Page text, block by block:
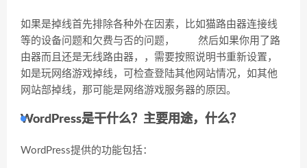
如果是掉线首先排除各种外在因素，比如猫路由器连接线
等的设备问题和欠费与否的问题， 然后如果你用了路
由器而且还是无线路由器，，需要按照说明书重新设置，
如是玩网络游戏掉线，可检查登陆其他网站情况，如其他
网站部掉线，那可能是网络游戏服务器的原因。
WordPress是干什么？主要用途，什么？
WordPress提供的功能包括：